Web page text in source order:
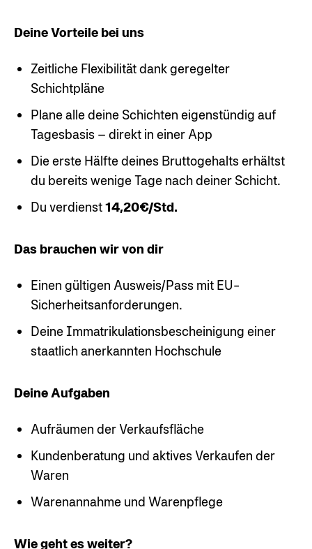
Deine Vorteile bei uns
Zeitliche Flexibilität dank geregelter
Schichtpläne
Plane alle deine Schichten eigenstündig auf
Tagesbasis – direkt in einer App
Die erste Hälfte deines Bruttogehalts erhältst
du bereits wenige Tage nach deiner Schicht.
Du verdienst14,20€/Std.
Das brauchen wir von dir
Einen gültigen Ausweis/Pass mit EU-
Sicherheitsanforderungen.
Deine Immatrikulationsbescheinigung einer
staatlich anerkannten Hochschule
Deine Aufgaben
Aufräumen der Verkaufsfläche
Kundenberatung und aktives Verkaufen der
Waren
Warenannahme und Warenpflege
Wie geht es weiter?